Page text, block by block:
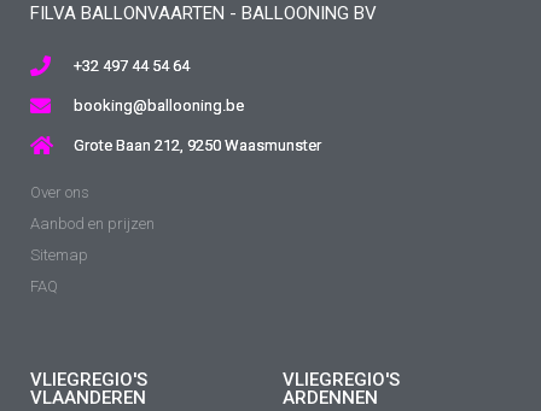
FILVA BALLONVAARTEN - BALLOONING BV
+32 497 44 54 64
booking@ballooning.be
Grote Baan 212, 9250 Waasmunster
Over ons
Aanbod en prijzen
Sitemap
FAQ
VLIEGREGIO'S
VLAANDEREN
VLIEGREGIO'S
ARDENNEN